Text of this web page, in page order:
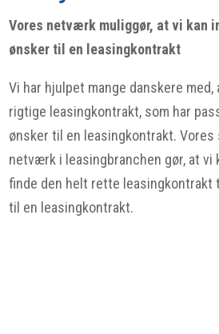
Vores netværk muliggør, at vi kan
ønsker til en leasingkontrakt
Vi har hjulpet mange danskere
rigtige leasingkontrakt, som har
ønsker til en leasingkontrakt. Vores
netværk i leasingbranchen gør, at vi
finde den helt rette leasingkontrakt
til en leasingkontrakt.